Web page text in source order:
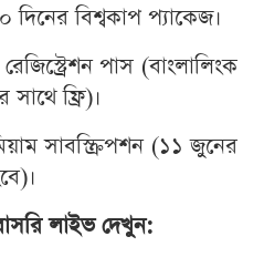
বিশ্বকাপ প্যাকেজ।
পাস (বাংলালিংক
সাথে ফ্রি)।
সাবস্ক্রিপশন (১১ জুনের
লাইভ দেখুন: